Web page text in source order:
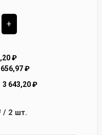
+
₽
656,97₽
3 643,20₽
/ 2 шт.